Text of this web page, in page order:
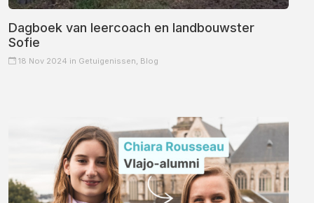
Dagboek van leercoach en landbouwster
Sofie
18 Nov 2024 in Getuigenissen, Blog